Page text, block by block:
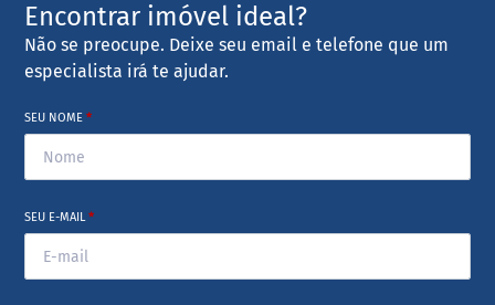
Encontrar imóvel ideal?
Não se preocupe. Deixe seu email e telefone que um
especialista irá te ajudar.
SEU NOME*
SEU E-MAIL*